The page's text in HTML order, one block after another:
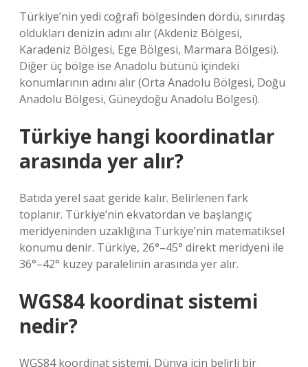
Türkiye’nin yedi coğrafi bölgesinden dördü, sınırdaş
oldukları denizin adını alır (Akdeniz Bölgesi,
Karadeniz Bölgesi, Ege Bölgesi, Marmara Bölgesi).
Diğer üç bölge ise Anadolu bütünü içindeki
konumlarının adını alır (Orta Anadolu Bölgesi, Doğu
Anadolu Bölgesi, Güneydoğu Anadolu Bölgesi).
Türkiye hangi koordinatlar
arasında yer alır?
Batıda yerel saat geride kalır. Belirlenen fark
toplanır. Türkiye’nin ekvatordan ve başlangıç ​​
meridyeninden uzaklığına Türkiye’nin matematiksel
konumu denir. Türkiye, 26°–45° direkt meridyeni ile
36°–42° kuzey paralelinin arasında yer alır.
WGS84 koordinat sistemi
nedir?
WGS84 koordinat sistemi, Dünya için belirli bir